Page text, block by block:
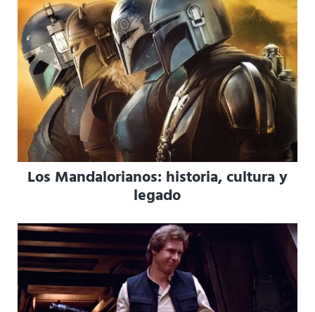
Los Mandalorianos: historia, cultura y
legado